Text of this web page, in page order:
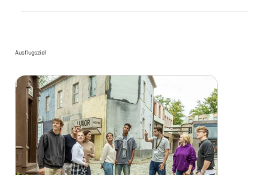
Ausflugsziel